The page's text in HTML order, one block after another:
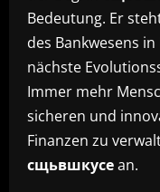
Bedeutung. Er
des Bankwesens
nächste
Immer mehr
sicheren und
Finanzen zu
сщьвшкусеan.